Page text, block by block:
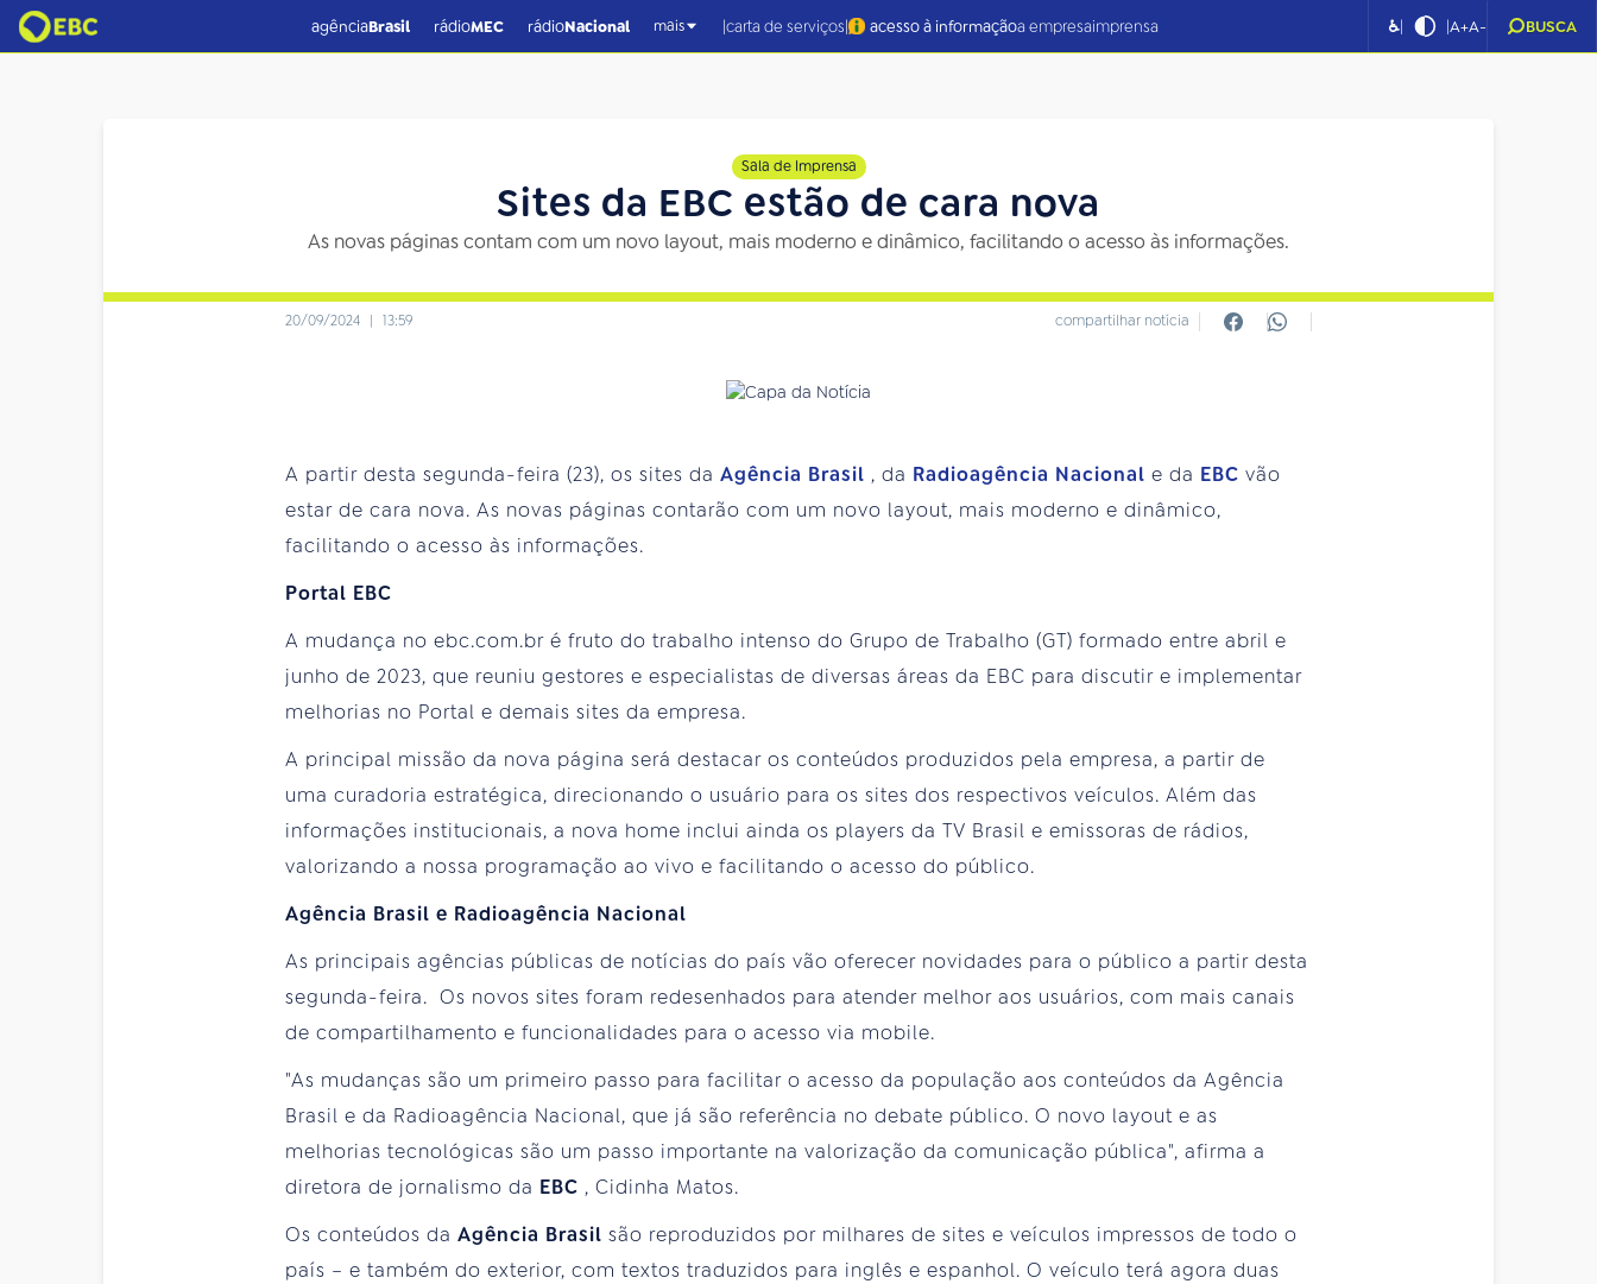
agênciaBrasil rádioMEC rádioNacional mais |carta de serviços| acesso à informaçãoa empresaimprensa ♿| |A+A- BUSCA
Sala de Imprensa
Sites da EBC estão de cara nova
As novas páginas contam com um novo layout, mais moderno e dinâmico, facilitando o acesso às informações.
20/09/2024 | 13:59 compartilhar notícia
A partir desta segunda-feira (23), os sites da Agência Brasil , da Radioagência Nacional e da EBC vão
estar de cara nova. As novas páginas contarão com um novo layout, mais moderno e dinâmico,
facilitando o acesso às informações.
Portal EBC
A mudança no ebc.com.br é fruto do trabalho intenso do Grupo de Trabalho (GT) formado entre abril e
junho de 2023, que reuniu gestores e especialistas de diversas áreas da EBC para discutir e implementar
melhorias no Portal e demais sites da empresa.
A principal missão da nova página será destacar os conteúdos produzidos pela empresa, a partir de
uma curadoria estratégica, direcionando o usuário para os sites dos respectivos veículos. Além das
informações institucionais, a nova home inclui ainda os players da TV Brasil e emissoras de rádios,
valorizando a nossa programação ao vivo e facilitando o acesso do público.
Agência Brasil e Radioagência Nacional
As principais agências públicas de notícias do país vão oferecer novidades para o público a partir desta
segunda-feira. Os novos sites foram redesenhados para atender melhor aos usuários, com mais canais
de compartilhamento e funcionalidades para o acesso via mobile.
"As mudanças são um primeiro passo para facilitar o acesso da população aos conteúdos da Agência
Brasil e da Radioagência Nacional, que já são referência no debate público. O novo layout e as
melhorias tecnológicas são um passo importante na valorização da comunicação pública", afirma a
diretora de jornalismo da EBC , Cidinha Matos.
Os conteúdos da Agência Brasil são reproduzidos por milhares de sites e veículos impressos de todo o
país – e também do exterior, com textos traduzidos para inglês e espanhol. O veículo terá agora duas